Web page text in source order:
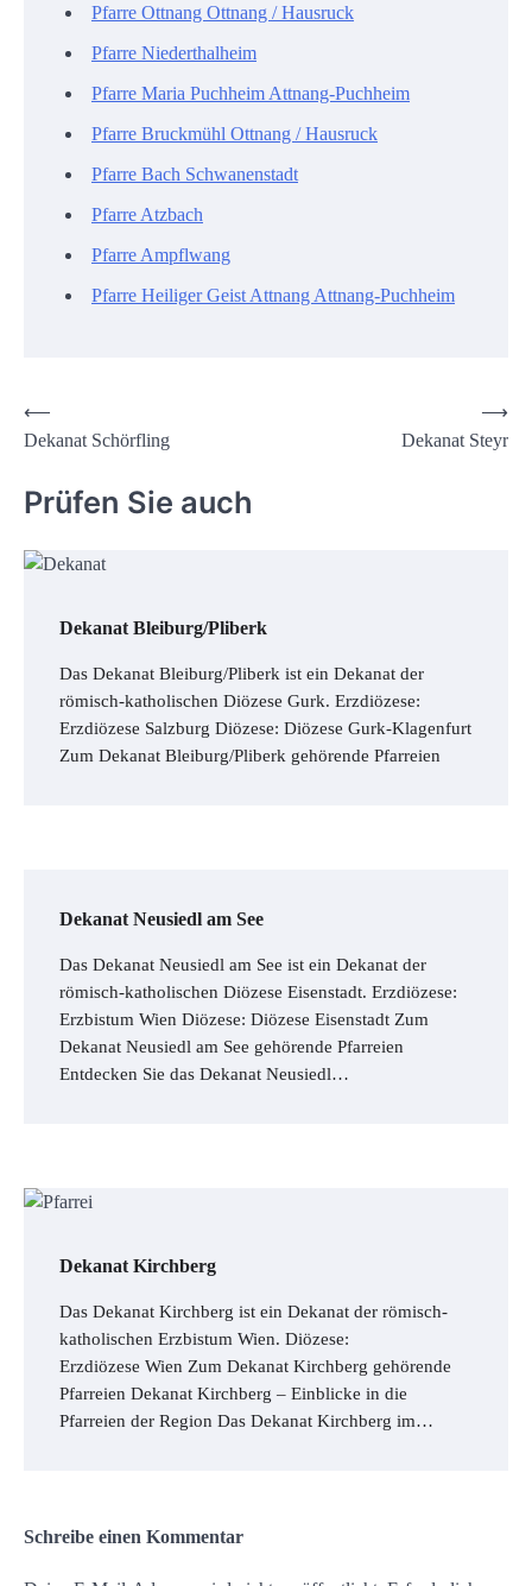
Pfarre Ottnang Ottnang / Hausruck
Pfarre Niederthalheim
Pfarre Maria Puchheim Attnang-Puchheim
Pfarre Bruckmühl Ottnang / Hausruck
Pfarre Bach Schwanenstadt
Pfarre Atzbach
Pfarre Ampflwang
Pfarre Heiliger Geist Attnang Attnang-Puchheim
Beitrags-
Navigation
⟵
Dekanat Schörfling
Dekanat Steyr
⟶
Prüfen Sie auch
Dekanat Bleiburg/Pliberk
Das Dekanat Bleiburg/Pliberk ist ein Dekanat der
römisch-katholischen Diözese Gurk. Erzdiözese:
Erzdiözese Salzburg Diözese: Diözese Gurk-Klagenfurt
Zum Dekanat Bleiburg/Pliberk gehörende Pfarreien
Dekanat Neusiedl am See
Das Dekanat Neusiedl am See ist ein Dekanat der
römisch-katholischen Diözese Eisenstadt. Erzdiözese:
Erzbistum Wien Diözese: Diözese Eisenstadt Zum
Dekanat Neusiedl am See gehörende Pfarreien
Entdecken Sie das Dekanat Neusiedl…
Dekanat Kirchberg
Das Dekanat Kirchberg ist ein Dekanat der römisch-
katholischen Erzbistum Wien. Diözese:
Erzdiözese Wien Zum Dekanat Kirchberg gehörende
Pfarreien Dekanat Kirchberg – Einblicke in die
Pfarreien der Region Das Dekanat Kirchberg im…
Schreibe einen Kommentar